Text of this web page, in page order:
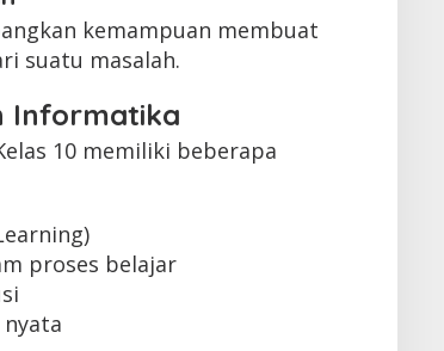
kemampuan membuat
suatu masalah.
Informatika
10 memiliki beberapa
proses belajar